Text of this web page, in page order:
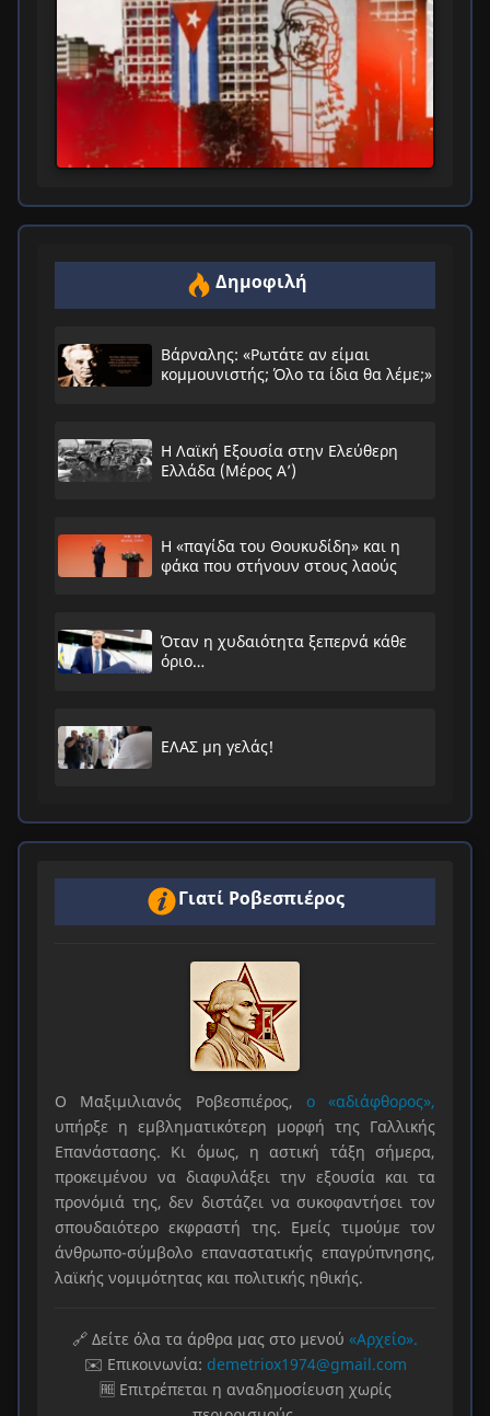
Δημοφιλή
Βάρναλης: «Ρωτάτε αν είμαι
κομμουνιστής; Όλο τα ίδια θα λέμε;»
Η Λαϊκή Εξουσία στην Ελεύθερη
Ελλάδα (Μέρος Α’)
Η «παγίδα του Θουκυδίδη» και η
φάκα που στήνουν στους λαούς
Όταν η χυδαιότητα ξεπερνά κάθε
όριο…
ΕΛΑΣ μη γελάς!
Γιατί Ροβεσπιέρος
Ο Μαξιμιλιανός Ροβεσπιέρος, ο «αδιάφθορος»,
υπήρξε η εμβληματικότερη μορφή της Γαλλικής
Επανάστασης. Κι όμως, η αστική τάξη σήμερα,
προκειμένου να διαφυλάξει την εξουσία και τα
προνόμιά της, δεν διστάζει να συκοφαντήσει τον
σπουδαιότερο εκφραστή της. Εμείς τιμούμε τον
άνθρωπο-σύμβολο επαναστατικής επαγρύπνησης,
λαϊκής νομιμότητας και πολιτικής ηθικής.
🔗 Δείτε όλα τα άρθρα μας στο μενού «Αρχείο».
✉️ Επικοινωνία: demetriox1974@gmail.com
🆓 Επιτρέπεται η αναδημοσίευση χωρίς